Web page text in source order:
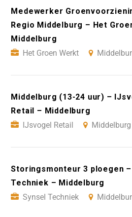
Medewerker
Regio Middelburg – Het
Middelburg
Het Groen Werkt
Middelburg (13-24 uur) –
Retail – Middelburg
IJsvogel Retail
Middelburg
Storingsmonteur 3 ploegen –
Techniek – Middelburg
Synsel Techniek